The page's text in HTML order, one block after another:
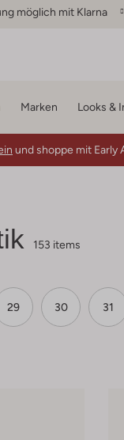
möglich mit Klarna
Marken Looks &
und shoppe mit Early
153 items
29 30 31